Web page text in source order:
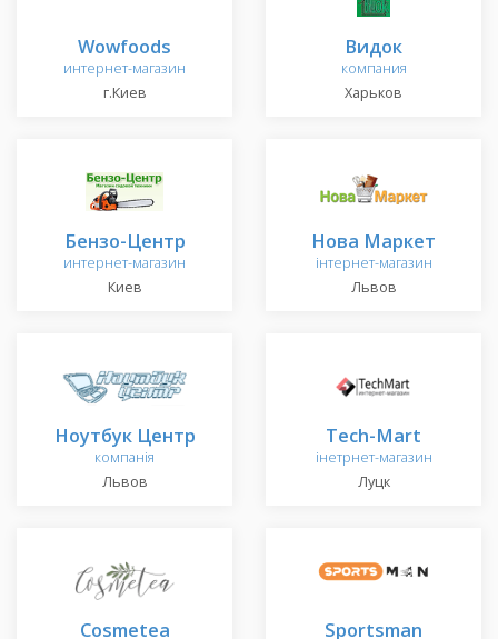
Wowfoods
интернет-магазин
г.Киев
Видок
компания
Харьков
Бензо-Центр
интернет-магазин
Киев
Нова Маркет
інтернет-магазин
Львов
Ноутбук Центр
компанія
Львов
Tech-Mart
інетрнет-магазин
Луцк
Cosmetea Sportsman